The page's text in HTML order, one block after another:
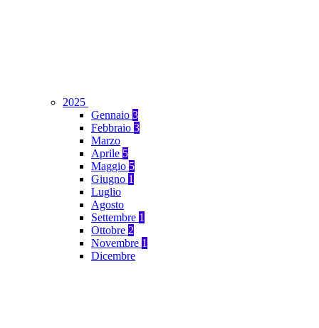
2025
Gennaio 3
Febbraio 3
Marzo
Aprile 5
Maggio 5
Giugno 1
Luglio
Agosto
Settembre 1
Ottobre 2
Novembre 1
Dicembre